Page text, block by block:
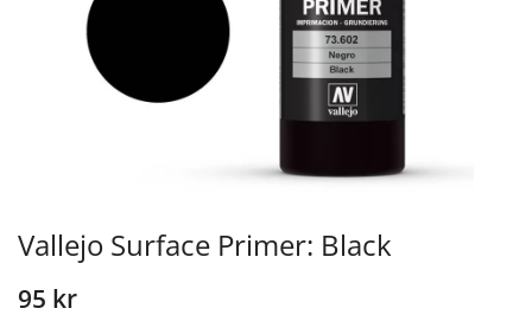
Vallejo Surface Primer: Black
95 kr